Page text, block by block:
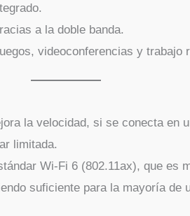
a la doble banda.
videoconferencias y trabajo
la velocidad, si se conecta en
limitada.
Wi-Fi 6 (802.11ax), que es
suficiente para la mayoría de